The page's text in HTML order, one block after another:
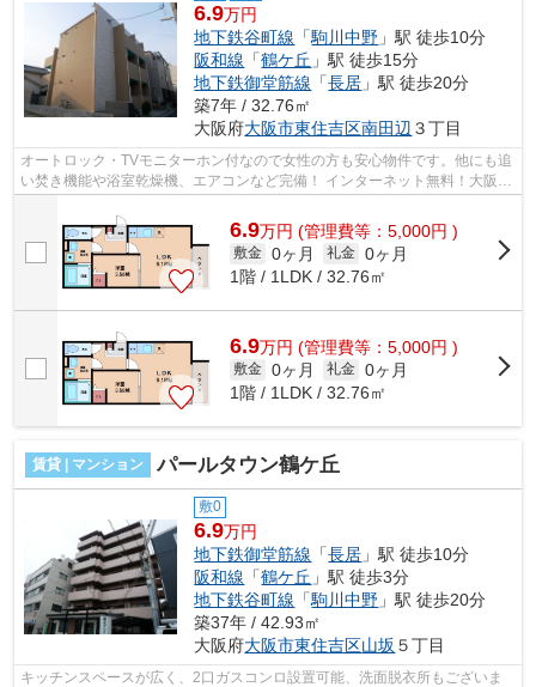
6.9万円
地下鉄谷町線 「駒川中野 」駅 徒歩10分
阪和線 「鶴ケ丘 」駅 徒歩15分
地下鉄御堂筋線 「長居 」駅 徒歩20分
築7年 / 32.76㎡
大阪府大阪市東住吉区南田辺 ３丁目
オートロック・TVモニターホン付なので女性の方も安心物件です。他にも追
い焚き機能や浴室乾燥機、エアコンなど完備！ インターネット無料！大阪メ
6.9万円 (管理費等：5,000円 )
敷金 0ヶ月 礼金 0ヶ月
1階 / 1LDK / 32.76㎡
6.9万円 (管理費等：5,000円 )
敷金 0ヶ月 礼金 0ヶ月
1階 / 1LDK / 32.76㎡
賃貸 | マンション パールタウン鶴ケ丘
敷0
6.9万円
地下鉄御堂筋線 「長居 」駅 徒歩10分
阪和線 「鶴ケ丘 」駅 徒歩3分
地下鉄谷町線 「駒川中野 」駅 徒歩20分
築37年 / 42.93㎡
大阪府大阪市東住吉区山坂 ５丁目
キッチンスペースが広く、2口ガスコンロ設置可能、洗面脱衣所もございま